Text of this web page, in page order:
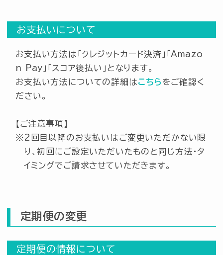
お休み・お届け日・お届けサイクルの変更につ
いて
メールアドレスについて
プライバシーポリシー
会社概要
サイトマップ
お支払いについて
お支払い方法は「クレジットカード決済」「Amazo
n Pay」「スコア後払い」となります。
お支払い方法についての詳細はこちら をご確認く
ださい。
【ご注意事項】
2回目以降のお支払いはご変更いただかない限
り、初回にご設定いただいたものと同じ方法・タ
イミングでご請求させていただきます。
定期便の変更
定期便の情報について